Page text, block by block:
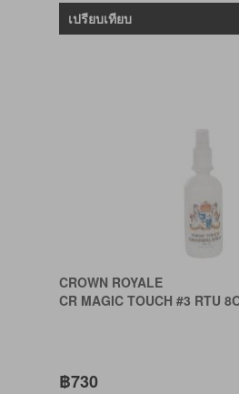
เปรียบเทียบ
CROWN ROYALE
CR MAGIC TOUCH #3 RTU
฿730